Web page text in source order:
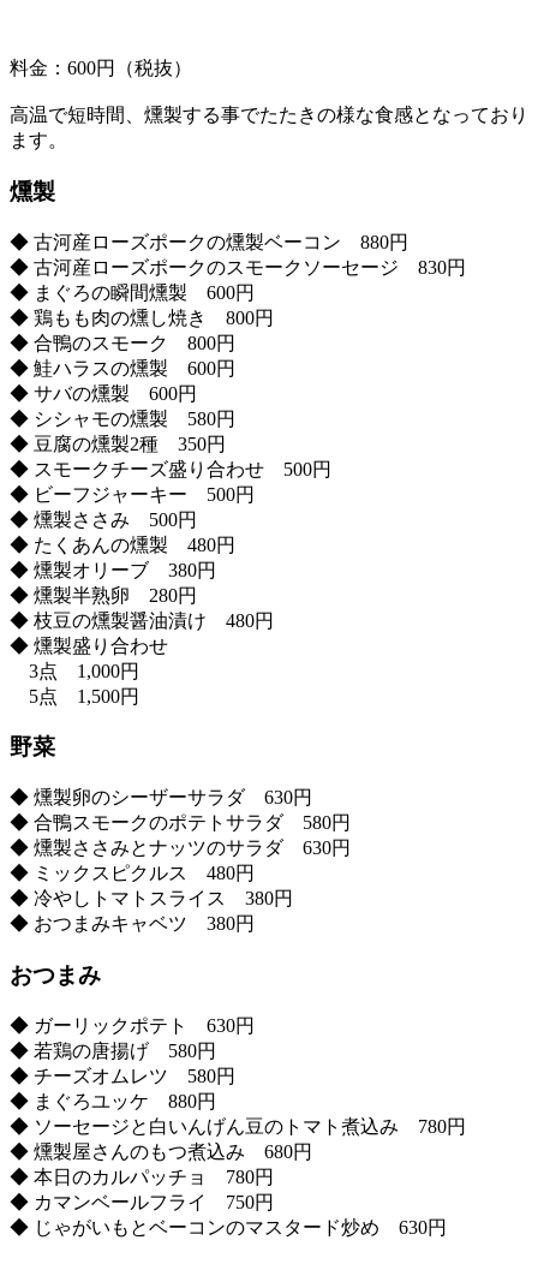
料金：600円（税抜）
高温で短時間、燻製する事でたたきの様な食感となっており
ます。
燻製
◆ 古河産ローズポークの燻製ベーコン 880円
◆ 古河産ローズポークのスモークソーセージ 830円
◆ まぐろの瞬間燻製 600円
◆ 鶏もも肉の燻し焼き 800円
◆ 合鴨のスモーク 800円
◆ 鮭ハラスの燻製 600円
◆ サバの燻製 600円
◆ シシャモの燻製 580円
◆ 豆腐の燻製2種 350円
◆ スモークチーズ盛り合わせ 500円
◆ ビーフジャーキー 500円
◆ 燻製ささみ 500円
◆ たくあんの燻製 480円
◆ 燻製オリーブ 380円
◆ 燻製半熟卵 280円
◆ 枝豆の燻製醤油漬け 480円
◆ 燻製盛り合わせ
3点 1,000円
5点 1,500円
野菜
◆ 燻製卵のシーザーサラダ 630円
◆ 合鴨スモークのポテトサラダ 580円
◆ 燻製ささみとナッツのサラダ 630円
◆ ミックスピクルス 480円
◆ 冷やしトマトスライス 380円
◆ おつまみキャベツ 380円
おつまみ
◆ ガーリックポテト 630円
◆ 若鶏の唐揚げ 580円
◆ チーズオムレツ 580円
◆ まぐろユッケ 880円
◆ ソーセージと白いんげん豆のトマト煮込み 780円
◆ 燻製屋さんのもつ煮込み 680円
◆ 本日のカルパッチョ 780円
◆ カマンベールフライ 750円
◆ じゃがいもとベーコンのマスタード炒め 630円